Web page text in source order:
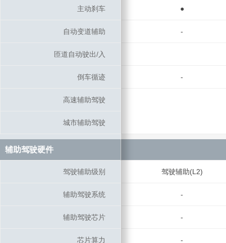
主动刹车 ●
自动变道辅助 -
匝道自动驶出/入
倒车循迹 -
高速辅助驾驶
城市辅助驾驶
辅助驾驶硬件
驾驶辅助级别 驾驶辅助(L2)
辅助驾驶系统 -
辅助驾驶芯片 -
芯片算力 -
主动刹车
自动变道辅助
匝道自动驶出/入
倒车循迹
高速辅助驾驶
城市辅助驾驶
辅助驾驶硬件
驾驶辅助级别
辅助驾驶系统
辅助驾驶芯片
芯片算力